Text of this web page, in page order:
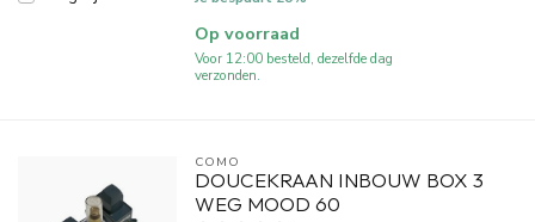
Op voorraad
Voor 12:00 besteld, dezelfde dag
verzonden.
COMO
DOUCEKRAAN INBOUW BOX 3
WEG MOOD 60